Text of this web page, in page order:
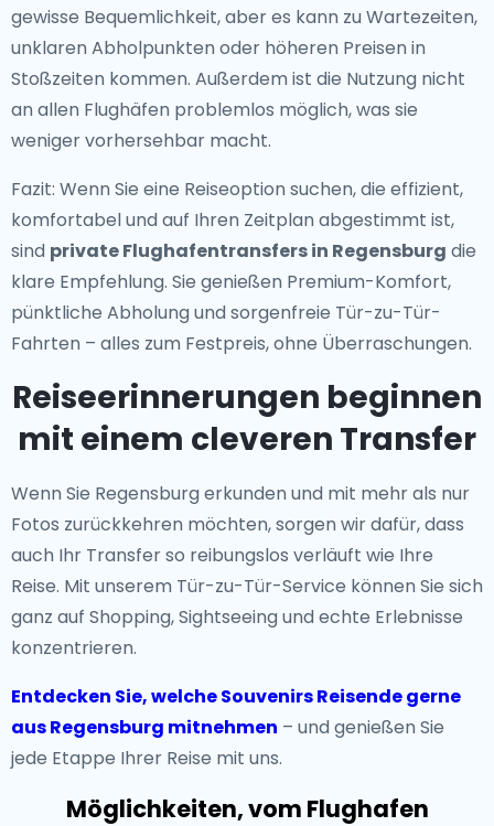
gewisse Bequemlichkeit, aber es kann zu Wartezeiten,
unklaren Abholpunkten oder höheren Preisen in
Stoßzeiten kommen. Außerdem ist die Nutzung nicht
an allen Flughäfen problemlos möglich, was sie
weniger vorhersehbar macht.
Fazit: Wenn Sie eine Reiseoption suchen, die effizient,
komfortabel und auf Ihren Zeitplan abgestimmt ist,
sind private Flughafentransfers in Regensburg die
klare Empfehlung. Sie genießen Premium-Komfort,
pünktliche Abholung und sorgenfreie Tür-zu-Tür-
Fahrten – alles zum Festpreis, ohne Überraschungen.
Reiseerinnerungen beginnen
mit einem cleveren Transfer
Wenn Sie Regensburg erkunden und mit mehr als nur
Fotos zurückkehren möchten, sorgen wir dafür, dass
auch Ihr Transfer so reibungslos verläuft wie Ihre
Reise. Mit unserem Tür-zu-Tür-Service können Sie sich
ganz auf Shopping, Sightseeing und echte Erlebnisse
konzentrieren.
Entdecken Sie, welche Souvenirs Reisende gerne
aus Regensburg mitnehmen – und genießen Sie
jede Etappe Ihrer Reise mit uns.
Möglichkeiten, vom Flughafen